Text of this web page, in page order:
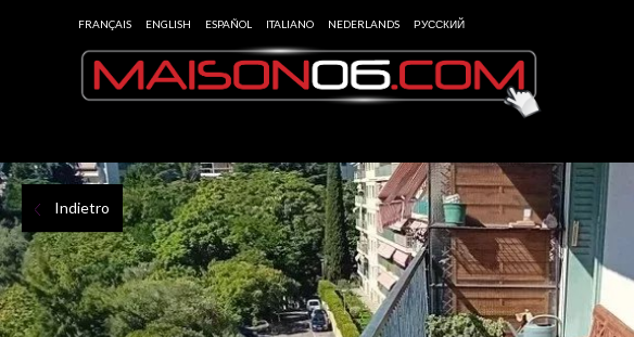
FRANÇAIS ENGLISH ESPAÑOL ITALIANO NEDERLANDS РУССКИЙ
Indietro